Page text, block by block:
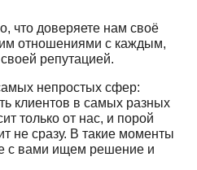
что доверяете нам своё
отношениями с каждым,
репутацией.
непростых сфер:
клиентов в самых разных
только от нас, и порой
не сразу. В такие моменты
с вами ищем решение и